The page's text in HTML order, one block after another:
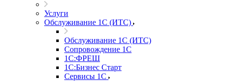
Услуги
Обслуживание 1С (ИТС)
Обслуживание 1С (ИТС)
Сопровождение 1С
1С:ФРЕШ
1С:Бизнес Старт
Сервисы 1С